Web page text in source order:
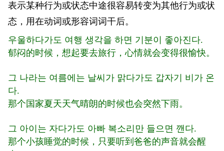
表示某种行为或状态中途很容易转变为其他行为或状
态，用在动词或形容词词干后。
우울하다가도 여행 생각을 하면 기분이 좋아진다.
郁闷的时候，想起要去旅行，心情就会变得很愉快。
그 나라는 여름에는 날씨가 맑다가도 갑자기 비가 온
다.
那个国家夏天天气晴朗的时候也会突然下雨。
그 아이는 자다가도 아빠 복소리만 들으면 깬다.
那个小孩睡觉的时候，只要听到爸爸的声音就会醒